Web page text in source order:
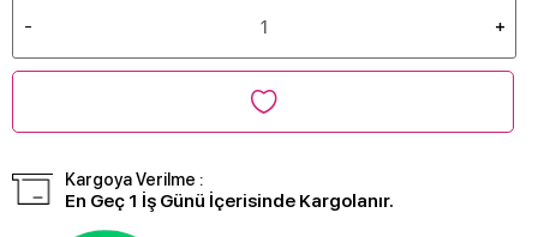
Kargoya Verilme :
En Geç 1 İş Günü İçerisinde Kargolanır.